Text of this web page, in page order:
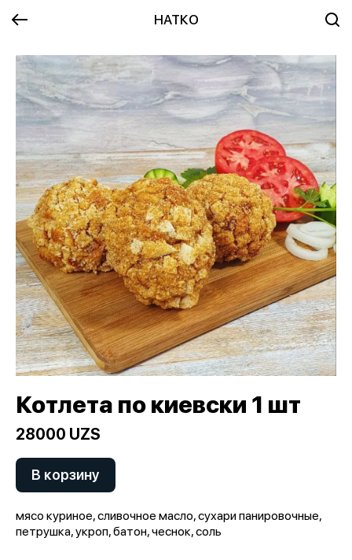
НАТКО
Котлета по киевски 1 шт
28000 UZS
В корзину
мясо куриное, сливочное масло, сухари панировочные,
петрушка, укроп, батон, чеснок, соль